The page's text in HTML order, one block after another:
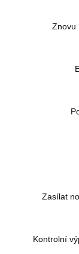
Znovu
Zasílat
Kontrolní